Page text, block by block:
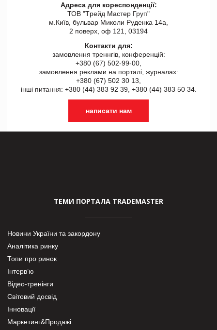
Адреса для кореспонденції:
ТОВ "Tрейд Мастер Груп"
м.Київ, бульвар Миколи Руденка 14а,
2 поверх, оф 121, 03194
Контакти для:
замовлення треннгів, конференцій:
+380 (67) 502-99-00,
замовлення реклами на порталі, журналах:
+380 (67) 502 30 13,
інші питання: +380 (44) 383 92 39, +380 (44) 383 50 34.
написати нам
ТЕМИ ПОРТАЛА TRADEMASTER
Новини України та закордону
Аналітика ринку
Топи про ринок
Інтерв’ю
Відео-тренінги
Світовий досвід
Інновації
Маркетинг&Продажі